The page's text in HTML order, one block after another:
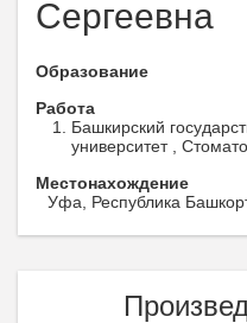
Сергеевна
Образование
Работа
Башкирский
университет ,
Местонахождение
Уфа, Республика